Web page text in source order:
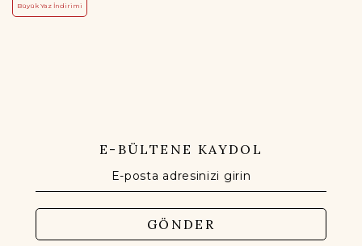
Büyük Yaz İndirimi
E-BÜLTENE KAYDOL
GÖNDER